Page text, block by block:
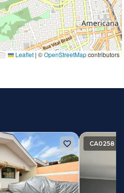
Leaflet | ©OpenStreetMapcontributors
CA0258